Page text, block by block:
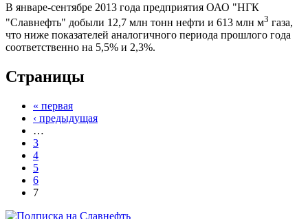
В январе-сентябре 2013 года предприятия ОАО "НГК
"Славнефть" добыли 12,7 млн тонн нефти и 613 млн м3 газа,
что ниже показателей аналогичного периода прошлого года
соответственно на 5,5% и 2,3%.
Страницы
« первая
‹ предыдущая
…
3
4
5
6
7